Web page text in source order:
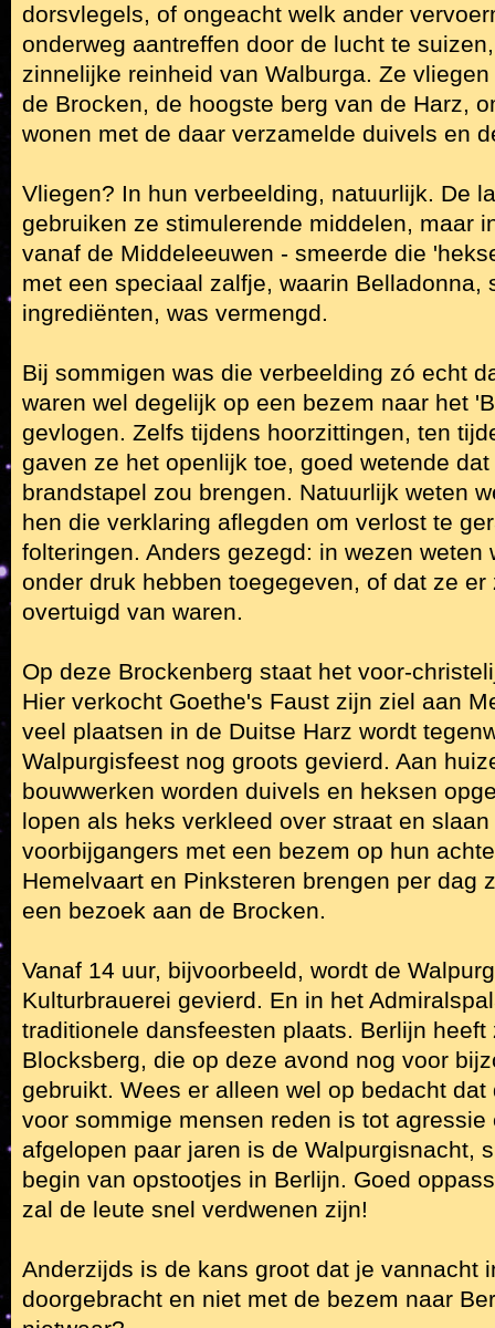
dorsvlegels, of ongeacht welk ander
onderweg aantreffen door de lucht te
zinnelijke reinheid van Walburga. Ze
de Brocken, de hoogste berg van de Harz,
wonen met de daar verzamelde duivels en
Vliegen? In hun verbeelding, natuurlijk. De
gebruiken ze stimulerende middelen, maar
vanaf de Middeleeuwen - smeerde die
met een speciaal zalfje, waarin Belladonna,
ingrediënten, was vermengd.
Bij sommigen was die verbeelding zó echt
waren wel degelijk op een bezem naar het
gevlogen. Zelfs tijdens hoorzittingen, ten
gaven ze het openlijk toe, goed wetende
brandstapel zou brengen. Natuurlijk weten
hen die verklaring aflegden om verlost te
folteringen. Anders gezegd: in wezen weten
onder druk hebben toegegeven, of dat ze
overtuigd van waren.
Op deze Brockenberg staat het voor-
Hier verkocht Goethe's Faust zijn ziel aan
veel plaatsen in de Duitse Harz wordt
Walpurgisfeest nog groots gevierd. Aan
bouwwerken worden duivels en heksen
lopen als heks verkleed over straat en
voorbijgangers met een bezem op hun
Hemelvaart en Pinksteren brengen per dag
een bezoek aan de Brocken.
Vanaf 14 uur, bijvoorbeeld, wordt de
Kulturbrauerei gevierd. En in het
traditionele dansfeesten plaats. Berlijn
Blocksberg, die op deze avond nog voor
gebruikt. Wees er alleen wel op bedacht dat
voor sommige mensen reden is tot
afgelopen paar jaren is de Walpurgisnacht,
begin van opstootjes in Berlijn. Goed
zal de leute snel verdwenen zijn!
Anderzijds is de kans groot dat je vannacht
doorgebracht en niet met de bezem naar